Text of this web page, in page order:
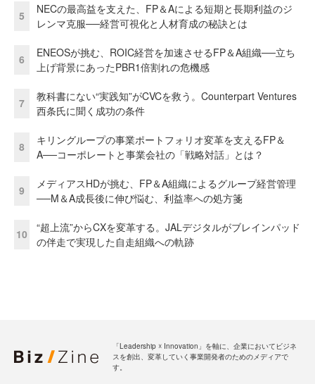
5
NECの最高益を支えた、FP＆Aによる短期と長期利益のジ
レンマ克服──経営可視化と人材育成の秘訣とは
6
ENEOSが挑む、ROIC経営を加速させるFP＆A組織──立ち
上げ背景にあったPBR1倍割れの危機感
7
教科書にない“実践知”がCVCを救う。Counterpart Ventures
西条氏に聞く成功の条件
8
キリングループの事業ポートフォリオ変革を支えるFP＆
A──コーポレートと事業会社の「戦略対話」とは？
9
メディアスHDが挑む、FP＆A組織によるグループ経営管理
──M＆A成長後に伸び悩む、利益率への処方箋
10
“超上流”からCXを変革する。JALデジタルがブレインパッド
の伴走で実現した自走組織への軌跡
「Leadership ☓ Innovation」を軸に、企業においてビジネ
スを創出、変革していく事業開発者のためのメディアで
す。